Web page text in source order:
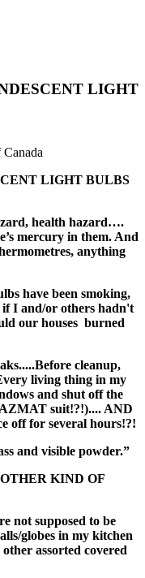
LIGHT
LIGHT BULBS
health hazard….
mercury in them. And
anything
have been smoking,
I and/or others hadn't
our houses burned
cleanup,
living thing in my
and shut off the
suit!?!).... AND
off for several hours!?!
and visible powder.”
KIND OF
not supposed to be
globes in my kitchen
assorted covered